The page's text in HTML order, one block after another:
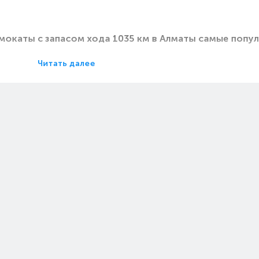
с запасом хода 1035 км в Алматы самые
Читать далее